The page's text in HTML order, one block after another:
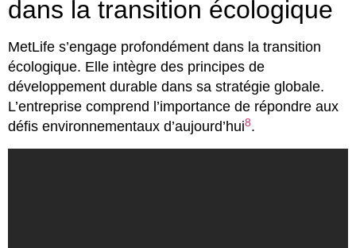
dans la transition écologique
MetLife s’engage profondément dans la transition
écologique. Elle intègre des principes de
développement durable dans sa stratégie globale.
L’entreprise comprend l’importance de répondre aux
défis environnementaux d’aujourd’hui8.